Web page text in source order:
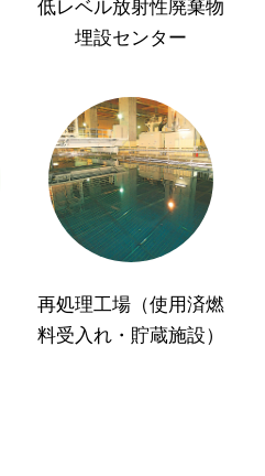
低レベル放射性廃棄物
埋設センター
再処理工場（使用済燃
料受入れ・貯蔵施設）